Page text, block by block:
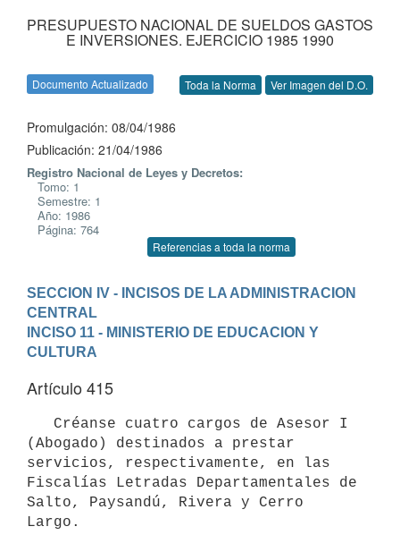
PRESUPUESTO NACIONAL DE SUELDOS GASTOS
E INVERSIONES. EJERCICIO 1985 1990
Documento Actualizado Toda la Norma Ver Imagen del D.O.
Promulgación: 08/04/1986
Publicación: 21/04/1986
Registro Nacional de Leyes y Decretos:
Tomo: 1
Semestre: 1
Año: 1986
Página: 764
Referencias a toda la norma
SECCION IV - INCISOS DE LA ADMINISTRACION
CENTRAL
INCISO 11 - MINISTERIO DE EDUCACION Y
CULTURA
Artículo 415
(Abogado) destinados a prestar
servicios, respectivamente, en las
Fiscalías Letradas Departamentales de
Salto, Paysandú, Rivera y Cerro